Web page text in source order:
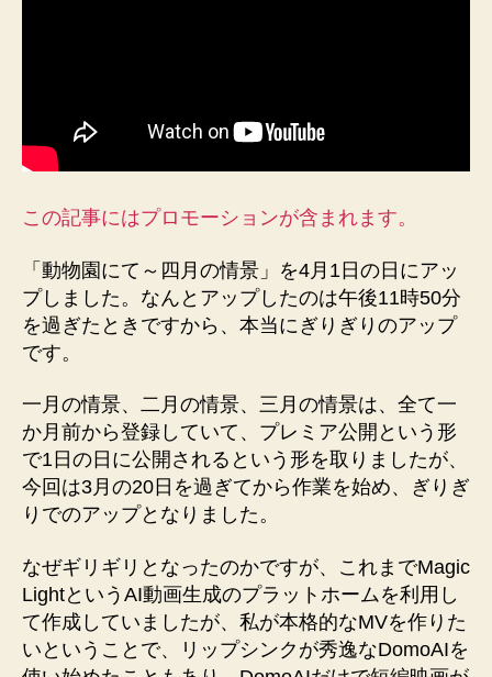
1
ッ
天
王
寺
園
の
象
へ
の
この記事にはプロモーションが含まれます。
「動物園にて～四月の情景」を4月1日の日にアッ
プしました。なんとアップしたのは午後11時50分
を過ぎたときですから、本当にぎりぎりのアップ
です。
一月の情景、二月の情景、三月の情景は、全て一
か月前から登録していて、プレミア公開という形
で1日の日に公開されるという形を取りましたが、
今回は3月の20日を過ぎてから作業を始め、ぎりぎ
りでのアップとなりました。
なぜギリギリとなったのかですが、これまでMagic
LightというAI動画生成のプラットホームを利用し
て作成していましたが、私が本格的なMVを作りた
いということで、リップシンクが秀逸なDomoAIを